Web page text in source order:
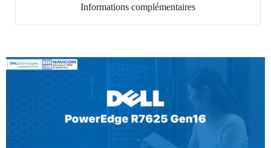
Informations complémentaires